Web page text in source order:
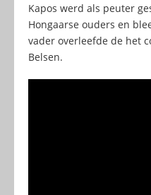
Kapos werd als peuter
Hongaarse ouders en
vader overleefde de het
Belsen.